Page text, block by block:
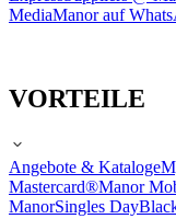
MediaManor auf
VORTEILE
Angebote & Kataloge
Mastercard®Manor
ManorSingles Day